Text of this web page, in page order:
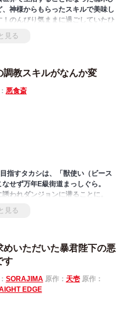
神様からもらったスキルで美味し
のんびり気ままに過ごしていたひ
多くの問題があるようで――！？‎
ときめいちゃう大人気作、遂にコ
見る
調教スキルがなんか変
悪食斎
指すタカシは、「獣使い（ビース
せず万年E級街道まっしぐら。
われダンジョンに潜ることに。
すかと思われたがシリルに対して
見る
めいただいた暴君陛下の悪
す
SORAJIMA 原作： 天壱原作：
EDGE